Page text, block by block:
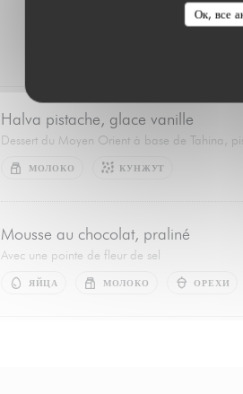
Ок, все
Halva pistache, glace vanille
Dessert du Moyen Orient à base de Tahina,
МОЛОКО КУНЖУТ
Mousse au chocolat, praliné
Avec une pointe de fleur de sel
ЯЙЦА МОЛОКО ОРЕХИ